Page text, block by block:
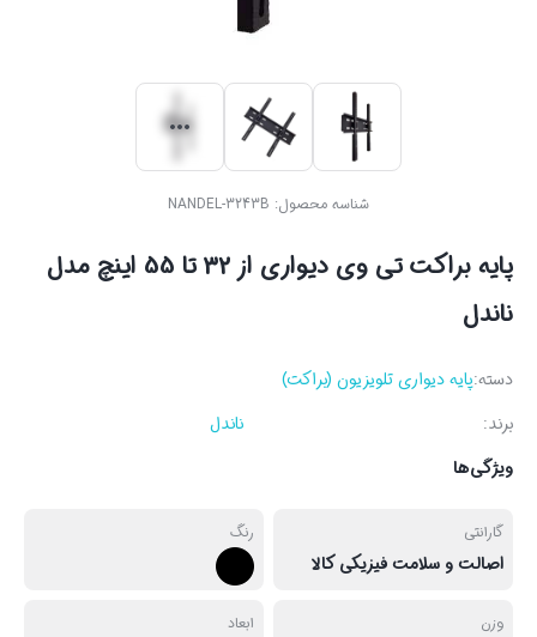
شناسه محصول: NANDEL-3243B
پایه براکت تی وی دیواری از 32 تا 55 اینچ مدل
ناندل
دسته:پایه دیواری تلویزیون (براکت)
برند:
ناندل
ویژگی‌ها
گارانتی
اصالت و سلامت فیزیکی کالا
رنگ
وزن ابعاد